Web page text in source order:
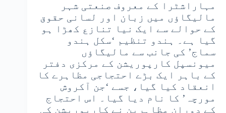
مہاراشٹرا کے معروف صنعتی شہر
مالیگاؤں میں زبان اور لسانی حقوق
کے حوالے سے ایک نیا تنازع کھڑا ہو
گیا ہے۔ ہندو تنظیم ‘سکل ہندو
سماج’ کی جانب سے مالیگاؤں
میونسپل کارپوریشن کے مرکزی دفتر
کے باہر ایک بڑے احتجاجی مظاہرے کا
انعقاد کیا گیا، جسے ‘جن آکروش
مورچہ’ کا نام دیا گیا۔ اس احتجاج
کے دوران مظاہرین نے کارپوریشن کی